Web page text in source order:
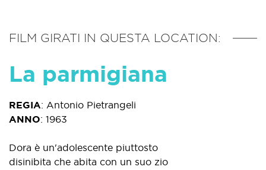
FILM GIRATI IN QUESTA LOCATION:
La parmigiana
REGIA: Antonio Pietrangeli
ANNO: 1963
Dora è un'adolescente piuttosto
disinibita che abita con un suo zio